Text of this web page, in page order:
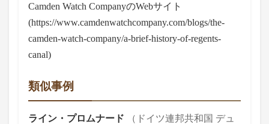
Camden Watch CompanyのWebサイト
(https://www.camdenwatchcompany.com/blogs/the-
camden-watch-company/a-brief-history-of-regents-
canal)
類似事例
ライン・プロムナード
（ドイツ連邦共和国 デュ